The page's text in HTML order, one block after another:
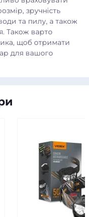
зручність
та пилу, а також
Також варто
щоб отримати
для вашого